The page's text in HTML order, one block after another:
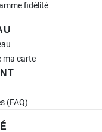
fidélité
ma carte
(FAQ)